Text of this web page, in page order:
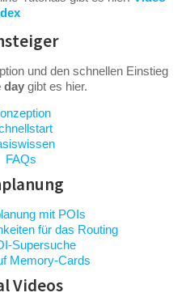
und den schnellen Einstieg
day gibt es hier.
FAQs
mit POIs
für das Routing
Supersuche
Memory-Cards
Videos